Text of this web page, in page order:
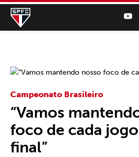
Campeonato Brasileiro
“Vamos
foco de cada
final”